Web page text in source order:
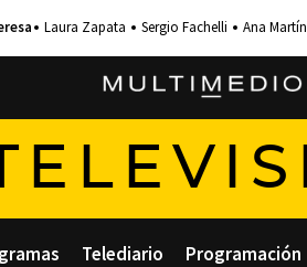
Laura Zapata Sergio Fachelli Ana Martín
Telediario Programación